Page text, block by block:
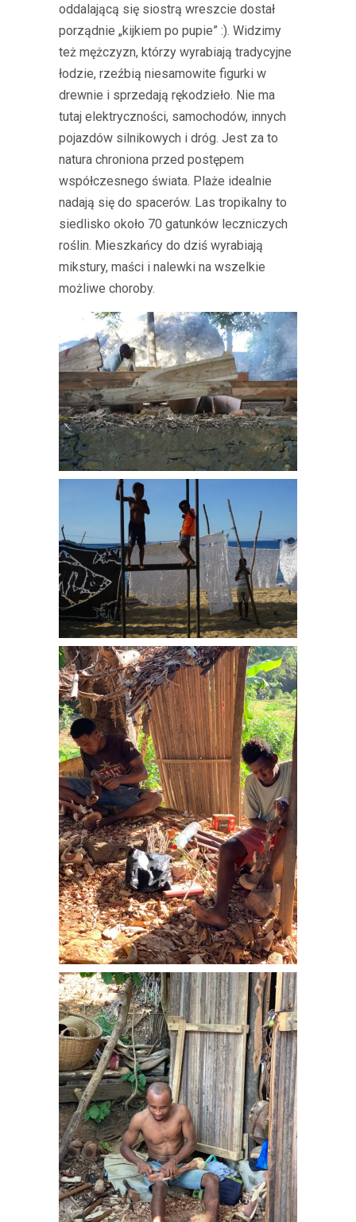
oddalającą się siostrą wreszcie dostał
porządnie „kijkiem po pupie” :). Widzimy
też mężczyzn, którzy wyrabiają tradycyjne
łodzie, rzeźbią niesamowite figurki w
drewnie i sprzedają rękodzieło. Nie ma
tutaj elektryczności, samochodów, innych
pojazdów silnikowych i dróg. Jest za to
natura chroniona przed postępem
współczesnego świata. Plaże idealnie
nadają się do spacerów. Las tropikalny to
siedlisko około 70 gatunków leczniczych
roślin. Mieszkańcy do dziś wyrabiają
mikstury, maści i nalewki na wszelkie
możliwe choroby.